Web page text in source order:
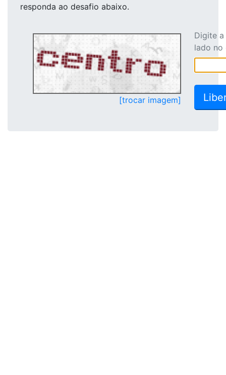
responda ao desafio abaixo.
[trocar imagem]
Digite
lado no